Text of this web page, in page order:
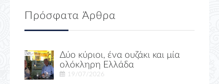
Πρόσφατα Άρθρα
Δύο κύριοι, ένα ουζάκι και μία
ολόκληρη Ελλάδα
19/07/2026